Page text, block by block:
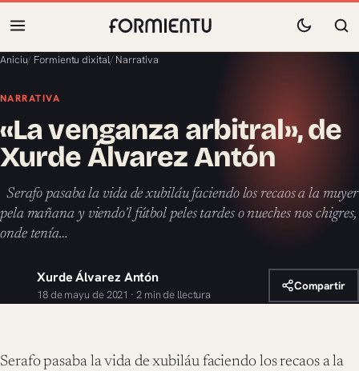
Aniciu/ Formientu dixital/ Narrativa
NARRATIVA
«La venganza arbitral», de
Xurde Álvarez Antón
Serafo pasaba la vida de xubiláu faciendo los recaos a la muyer
pela mañana y viendo’l fútbol peles tardes o nueches nos chigres,
onde tenía…
Xurde Álvarez Antón
18 de mayu de 2021 · 2 min de llectura
Compartir
Serafo pasaba la vida de xubiláu faciendo los recaos a la